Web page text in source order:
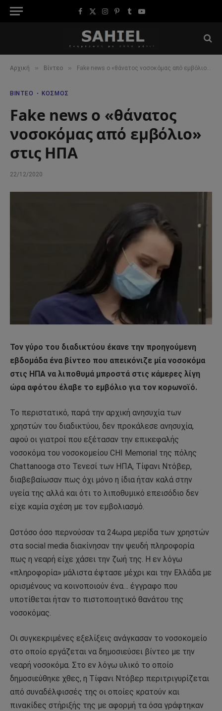
Facebook
X
Instagram
Pinterest
TumblrYouTube
Αρχική » Βίντεο » Fake news ο «θάνατος νοσοκόμας από εμβόλιο» στις ΗΠΑ
ΒΊΝΤΕΟ ΚΌΣΜΟΣ
Fake news ο «θάνατος
νοσοκόμας από εμβόλιο»
στις ΗΠΑ
22/12/2020
Τον γύρο του διαδικτύου έκανε την προηγούμενη
εβδομάδα ένα βίντεο που απεικόνιζε μία νοσοκόμα
στις ΗΠΑ να λιποθυμά μπροστά στις κάμερες λίγη
ώρα αφότου έλαβε το εμβόλιο για τον κορωνοϊό.
Το περιστατικό, παρά την αρχική ανησυχία των
χρηστών του διαδικτύου, δεν προκάλεσε ανησυχία,
αφού οι γιατροί που εξέτασαν την επικεφαλής
νοσοκόμα του νοσοκομείου CHI Memorial της πόλης
Chattanooga στο Τενεσί των ΗΠΑ, Τίφανι Ντόβερ,
διαβεβαίωσαν πως όχι μόνο η ίδια ήταν καλά στην
υγεία της αλλά και ότι το λιποθυμικό επεισόδιο δεν
είχε καμία σχέση με τον εμβολιασμό.
Ωστόσο όσο περνούσαν τα 24ωρα μερίδα των χρηστών
στα social media διακίνησαν την ψευδή πληροφορία
πως η νεαρή είχε χάσει την ζωή της. Η εν λόγω
«πληροφορία» μάλιστα έφτασε μέχρι και την Ελλάδα με
ορισμένους να κοινοποιούν ένα… έγγραφο που
υποτίθεται ήταν το πιστοποιητικό θανάτου της
νοσοκόμας.
Οι συγκεκριμένες εξελίξεις ανάγκασαν το νοσοκομείο
στο οποίο εργάζεται να δημοσιεύσει βίντεο με την
νεαρή νοσοκόμα. Στο εν λόγω υλικό το οποίο
δημοσιεύθηκε χθες, η Τίφανι Ντόβερ περιτριγυρίζεται
από συναδέλφισσές της οι οποίες κρατούν και
πινακίδες στήριξής της με αφορμή τα όσα γράφτηκαν